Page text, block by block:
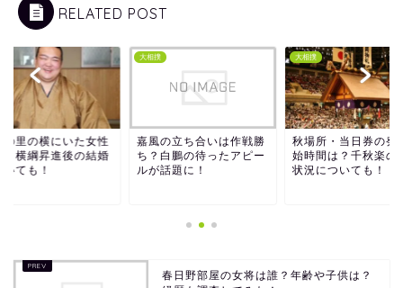
RELATED POST
の里の横にいた女性
？横綱昇進後の結婚
いても！
大相撲
嘉風の立ち合いは作戦勝
ち？白鵬の待ったアピー
ルが話題に！
大相撲
秋場所・当日券の発
始時間は？千秋楽の
状況についても！
春日野部屋の女将は誰？年齢や子供は？